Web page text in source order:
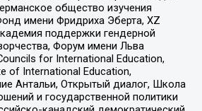
общество изучения
имени Фридриха Эберта, XZ
поддержки гендерной
Форум имени Льва
for International Education,
of International Education,
Антальи, Открытый диалог, Школа
и государственной политики